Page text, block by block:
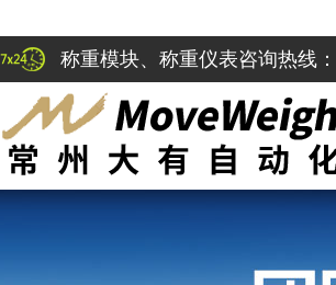
称重模块、称重仪表咨询热线：